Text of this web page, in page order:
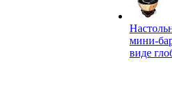
мини-
виде